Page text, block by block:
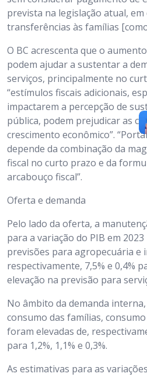
prevista na legislação atual, em
transferências às famílias
O BC acrescenta que o
podem ajudar a sustentar a
serviços, principalmente no
“estímulos fiscais adicionais,
impactarem a percepção de
pública, podem prejudicar as
crescimento econômico”.
depende da combinação da
fiscal no curto prazo e da
arcabouço fiscal”.
Oferta e demanda
Pelo lado da oferta, a
para a variação do PIB em
previsões para agropecuária e
respectivamente, 7,5% e 0,4%
elevação na previsão para
No âmbito da demanda
consumo das famílias,
foram elevadas de,
para 1,2%, 1,1% e 0,3%.
As estimativas para as